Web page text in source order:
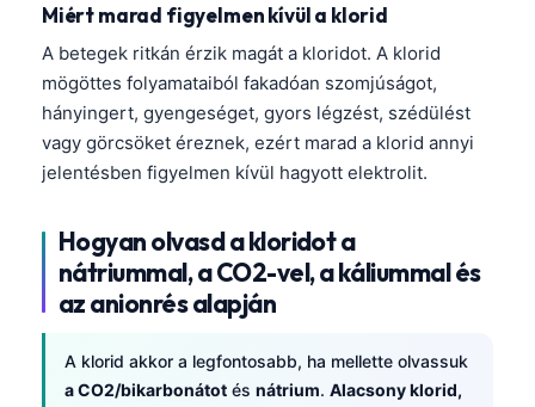
Miért marad figyelmen kívül a klorid
A betegek ritkán érzik magát a kloridot. A klorid
mögöttes folyamataiból fakadóan szomjúságot,
hányingert, gyengeséget, gyors légzést, szédülést
vagy görcsöket éreznek, ezért marad a klorid annyi
jelentésben figyelmen kívül hagyott elektrolit.
Hogyan olvasd a kloridot a
nátriummal, a CO2-vel, a káliummal és
az anionrés alapján
A klorid akkor a legfontosabb, ha mellette olvassuk
a CO2/bikarbonátot és nátrium. Alacsony klorid,